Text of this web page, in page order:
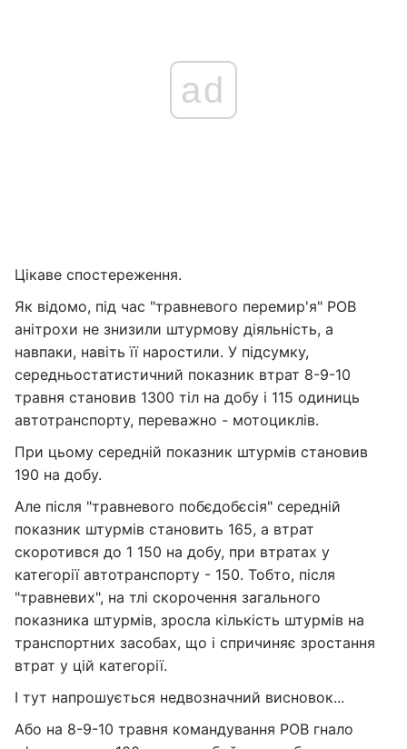
ad
Цікаве спостереження.
Як відомо, під час "травневого перемир'я" РОВ
анітрохи не знизили штурмову діяльність, а
навпаки, навіть її наростили. У підсумку,
середньостатистичний показник втрат 8-9-10
травня становив 1300 тіл на добу і 115 одиниць
автотранспорту, переважно - мотоциклів.
При цьому середній показник штурмів становив
190 на добу.
Але після "травневого побєдобєсія" середній
показник штурмів становить 165, а втрат
скоротився до 1 150 на добу, при втратах у
категорії автотранспорту - 150. Тобто, після
"травневих", на тлі скорочення загального
показника штурмів, зросла кількість штурмів на
транспортних засобах, що і спричиняє зростання
втрат у цій категорії.
І тут напрошується недвозначний висновок...
Або на 8-9-10 травня командування РОВ гнало